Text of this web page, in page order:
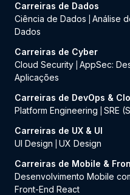
Carreiras de Dados
Ciência de Dados
Análise
Dados
Carreiras de Cyber
Cloud Security AppSec:
Aplicações
Carreiras de DevOps &
Platform Engineering
SRE
Carreiras de UX & UI
UI Design
UX Design
Carreiras de Mobile &
Desenvolvimento Mobile
Front-End React